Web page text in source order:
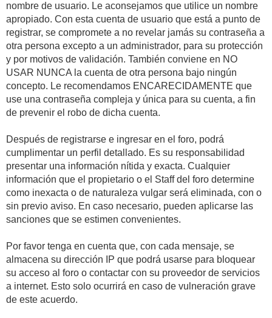
nombre de usuario. Le aconsejamos que utilice un nombre
apropiado. Con esta cuenta de usuario que está a punto de
registrar, se compromete a no revelar jamás su contraseña a
otra persona excepto a un administrador, para su protección
y por motivos de validación. También conviene en NO
USAR NUNCA la cuenta de otra persona bajo ningún
concepto. Le recomendamos ENCARECIDAMENTE que
use una contraseña compleja y única para su cuenta, a fin
de prevenir el robo de dicha cuenta.
Después de registrarse e ingresar en el foro, podrá
cumplimentar un perfil detallado. Es su responsabilidad
presentar una información nítida y exacta. Cualquier
información que el propietario o el Staff del foro determine
como inexacta o de naturaleza vulgar será eliminada, con o
sin previo aviso. En caso necesario, pueden aplicarse las
sanciones que se estimen convenientes.
Por favor tenga en cuenta que, con cada mensaje, se
almacena su dirección IP que podrá usarse para bloquear
su acceso al foro o contactar con su proveedor de servicios
a internet. Esto solo ocurrirá en caso de vulneración grave
de este acuerdo.